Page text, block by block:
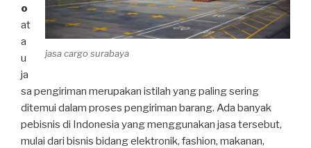
jasa cargo surabaya
o
at
a
u
ja
sa pengiriman merupakan istilah yang paling sering
ditemui dalam proses pengiriman barang. Ada banyak
pebisnis di Indonesia yang menggunakan jasa tersebut,
mulai dari bisnis bidang elektronik, fashion, makanan,